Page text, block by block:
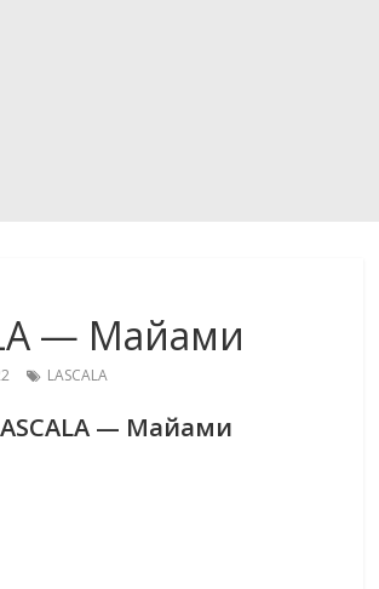
— Майами
LASCALA
— Майами